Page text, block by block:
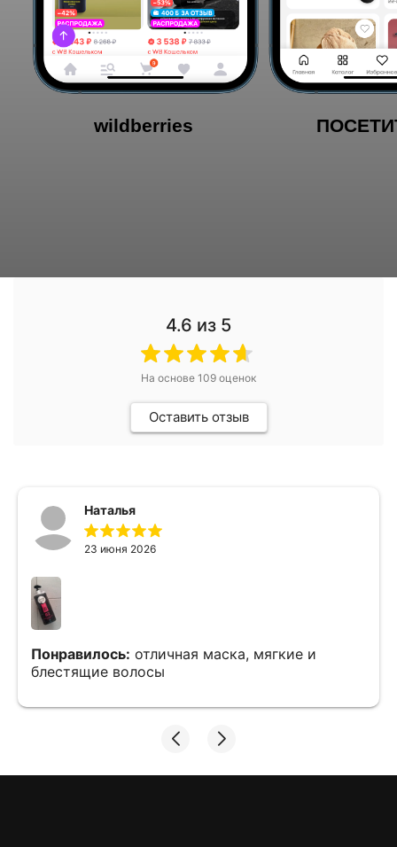
4.6 из 5
На основе 109 оценок
Оставить отзыв
Наталья
23 июня 2026
Понравилось: отличная маска, мягкие и
блестящие волосы